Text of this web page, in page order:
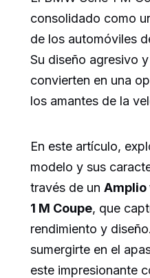
consolidado como
de los automóviles
Su diseño agresivo
convierten en una
los amantes de la
En este artículo,
modelo y sus
través de un Amplio
1 M Coupe, que
rendimiento y
sumergirte en el
este impresionante